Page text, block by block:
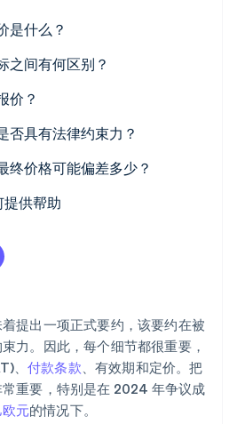
2026
是什么？
之间有何区别？
价？
否具有法律约束力？
终价格可能偏差多少？
供帮助
提出一项正式要约，该要约在被
力。因此，每个细节都很重要，
、 付款条款、有效期和定价。把
重要，特别是在 2024 年争议成
元的情况下。